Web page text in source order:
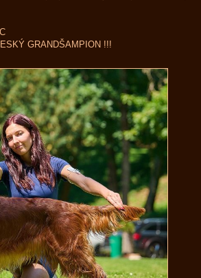
GRANDŠAMPION !!!